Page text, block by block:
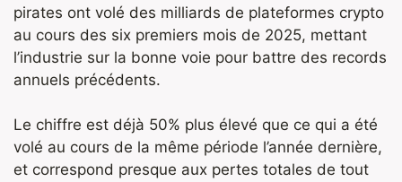
pirates ont volé des milliards de plateformes crypto
au cours des six premiers mois de 2025, mettant
l’industrie sur la bonne voie pour battre des records
annuels précédents.
Le chiffre est déjà 50% plus élevé que ce qui a été
volé au cours de la même période l’année dernière,
et correspond presque aux pertes totales de tout